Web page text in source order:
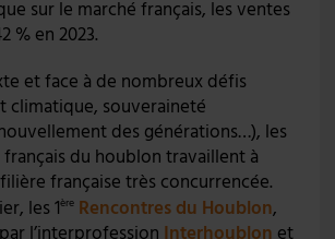
sur le marché français, les ventes
% en 2023.
et face à de nombreux défis
climatique, souveraineté
des générations…), les
du houblon travaillent à
française très concurrencée.
les 1ère Rencontres du Houblon,
l’interprofession Interhoublon et